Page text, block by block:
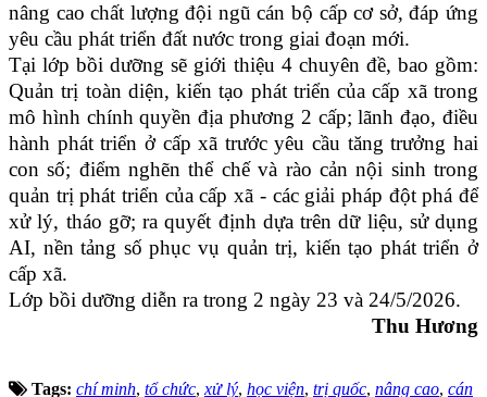
nâng cao chất lượng đội ngũ cán bộ cấp cơ sở, đáp ứng
yêu cầu phát triển đất nước trong giai đoạn mới.
Tại lớp bồi dưỡng sẽ giới thiệu 4 chuyên đề, bao gồm:
Quản trị toàn diện, kiến tạo phát triển của cấp xã trong
mô hình chính quyền địa phương 2 cấp; lãnh đạo, điều
hành phát triển ở cấp xã trước yêu cầu tăng trưởng hai
con số; điểm nghẽn thể chế và rào cản nội sinh trong
quản trị phát triển của cấp xã - các giải pháp đột phá để
xử lý, tháo gỡ; ra quyết định dựa trên dữ liệu, sử dụng
AI, nền tảng số phục vụ quản trị, kiến tạo phát triển ở
cấp xã.
Lớp bồi dưỡng diễn ra trong 2 ngày 23 và 24/5/2026.
Thu Hương
Tags: chí minh, tổ chức,xử lý, học viện, trị quốc, nâng cao, cán